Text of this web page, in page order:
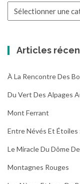
Articles
À La Rencontre Des
Du Vert Des Alpages
Mont Ferrant
Entre Névés Et Étoiles
Le Miracle Du Dôme
Montagnes Rouges